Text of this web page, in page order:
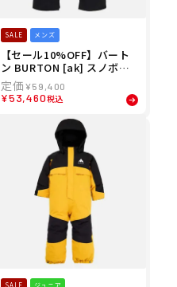
SALE メンズ
【セール10%OFF】バート
ン BURTON [ak] スノボー
スノボ スノーボード ウェア
パンツ スウォッシュ GORE-
TEX 2L パンツ 100221 メン
ズ 男性 25-26
¥59,400
¥53,460税込
SALE ジュニア